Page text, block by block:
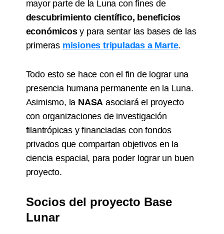
mayor parte de la Luna con fines de
descubrimiento científico, beneficios
económicosy para sentar las bases de las
primeras misiones tripuladas a Marte.
Todo esto se hace con el fin de lograr una
presencia humana permanente en la Luna.
Asimismo, la NASA asociará el proyecto
con organizaciones de investigación
filantrópicas y financiadas con fondos
privados que compartan objetivos en la
ciencia espacial, para poder lograr un buen
proyecto.
Socios del proyecto Base
Lunar